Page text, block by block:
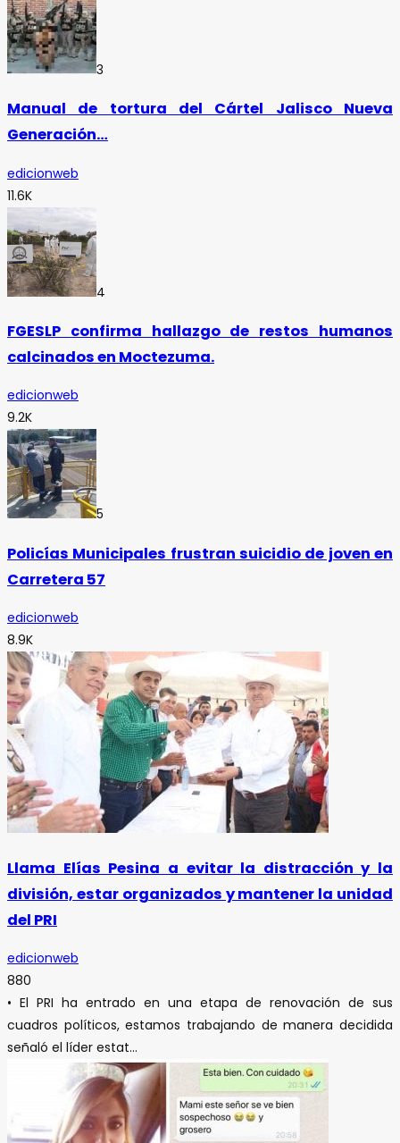
3
Manual de tortura del Cártel Jalisco Nueva
Generación…
edicionweb
11.6K
4
FGESLP confirma hallazgo de restos humanos
calcinados en Moctezuma.
edicionweb
9.2K
5
Policías Municipales frustran suicidio de joven en
Carretera 57
edicionweb
8.9K
Llama Elías Pesina a evitar la distracción y la
división, estar organizados y mantener la unidad
del PRI
edicionweb
880
• El PRI ha entrado en una etapa de renovación de sus
cuadros políticos, estamos trabajando de manera decidida
señaló el líder estat...